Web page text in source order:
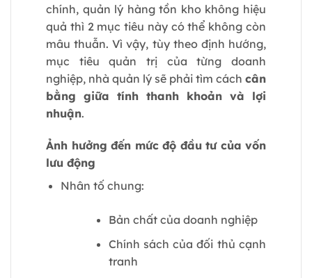
chính, quản lý hàng tồn kho không hiệu
quả thì 2 mục tiêu này có thể không còn
mâu thuẫn. Vì vậy, tùy theo định hướng,
mục tiêu quản trị của từng doanh
nghiệp, nhà quản lý sẽ phải tìm cách cân
bằng giữa tính thanh khoản và lợi
nhuận.
Ảnh hưởng đến mức độ đầu tư của vốn
lưu động
Nhân tố chung:
Bản chất của doanh nghiệp
Chính sách của đối thủ cạnh
tranh